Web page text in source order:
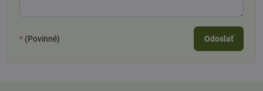
* (Povinné) Odoslať